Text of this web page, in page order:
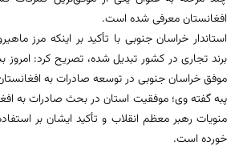
افغانستان معرفی شده است.
استاندار خراسان جنوبی با تأکید بر اینکه مرز
برند تجاری در کشور تبدیل شده، تصریح کرد: امروز
موفق خراسان جنوبی در توسعه صادرات به
پبه گفته وی؛ موفقیت استان در بحث صادرات به
منویات رهبر معظم انقلاب و تأکید ایشان بر
خورده است.